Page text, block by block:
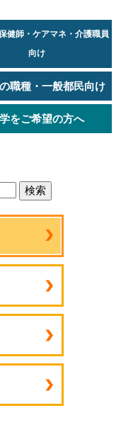
健師・ケアマネ・介護職員
向け
職種・一般都民向け
をご希望の方へ